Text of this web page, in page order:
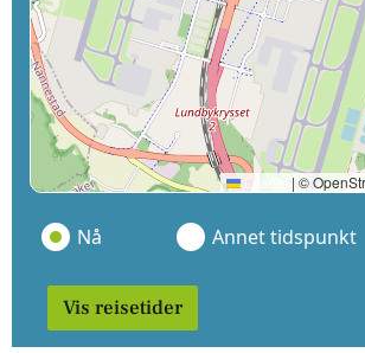
Leaflet | ©
Nå Annet tidspunkt
Vis reisetider